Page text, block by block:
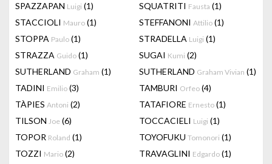
SPAZZAPAN Luigi (1) SQUATRITI Fausta (1)
STACCIOLI Mauro (1) STEFFANONI Attilio (1)
STOPPA Paulo (1) STRADELLA Luigi (1)
STRAZZA Guido (1) SUGAI Kumi (2)
SUTHERLAND Graham (1) SUTHERLAND Graham Vivian (1)
TADINI Emilio (3) TAMBURI Orfeo (4)
TÀPIES Antoni (2) TATAFIORE Ernesto (1)
TILSON Joe (6) TOCCACIELI Luigi (1)
TOPOR Roland (1) TOYOFUKU Tomonori (1)
TOZZI Mario (2) TRAVAGLINI Edgardo (1)